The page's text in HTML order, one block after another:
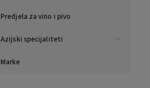
Predjela za vino i pivo
Azijski specijaliteti
Marke